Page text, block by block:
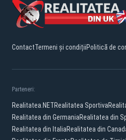
ContactTermeni și condițiiPolitică de
Parteneri:
Realitatea.NETRealitatea Sportiva
Realitatea din GermaniaRealitatea din
Realitatea din ItaliaRealitatea din